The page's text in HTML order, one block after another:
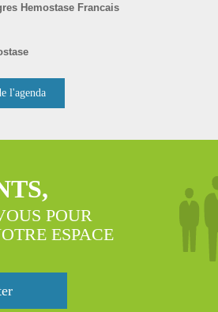
Hemostase Francais
l'agenda
POUR
ESPACE